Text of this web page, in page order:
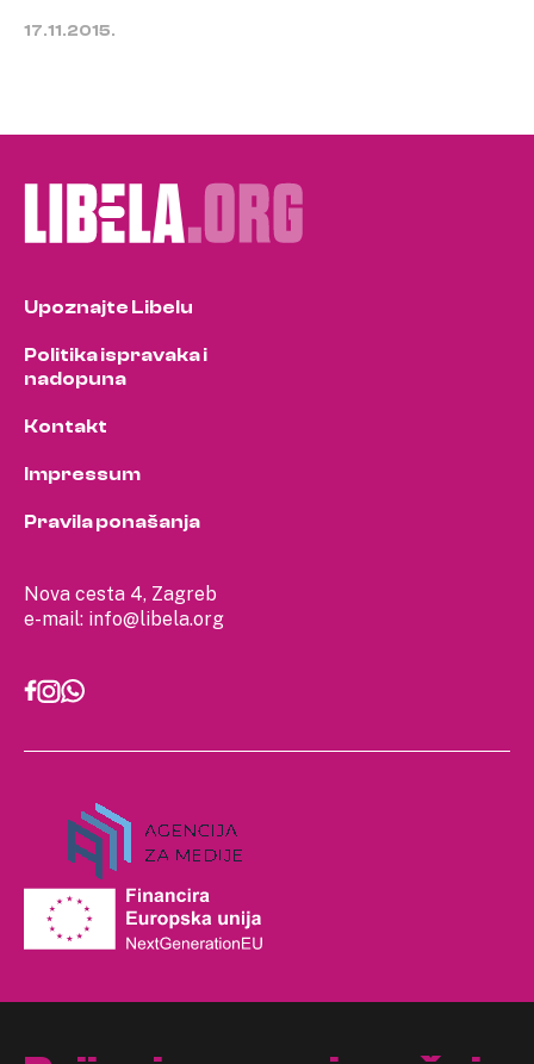
17.11.2015.
Nova cesta 4, Zagreb
e-mail: info@libela.org
Upoznajte Libelu
Politika ispravaka i
nadopuna
Kontakt
Impressum
Pravila ponašanja